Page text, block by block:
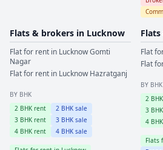
Flats & brokers in Lucknow
Flat for rent in LucknowGomti
Nagar
Flat for rent in Lucknow Hazratganj
BY BHK
2 BHK rent 2 BHK sale
3 BHK rent 3 BHK sale
4 BHK rent 4 BHK sale
Flat
Flat
BY BHK
2
3
4
Flats